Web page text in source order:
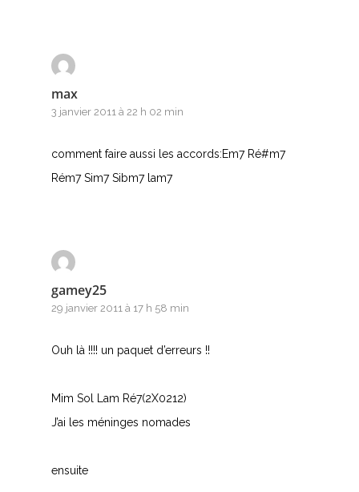
max
3 janvier 2011 à 22 h 02 min
comment faire aussi les accords:Em7 Ré#m7
Rém7 Sim7 Sibm7 lam7
gamey25
29 janvier 2011 à 17 h 58 min
Ouh là !!!! un paquet d’erreurs !!
Mim Sol Lam Ré7(2X0212)
J’ai les méninges nomades
ensuite